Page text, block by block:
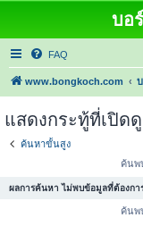
บอ
FAQ
www.bongkoch.com
แสดงกระทู้ที่เปิด
ค้นหาขั้นสูง
ค้นพ
ผลการค้นหา ไม่พบข้อมูลที่ต้องกา
ค้นพ